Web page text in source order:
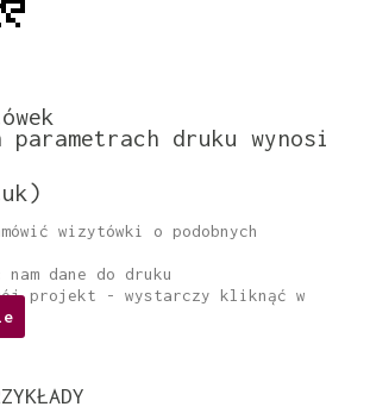
parametrach druku wynosi
wizytówki o podobnych
nam dane do druku
projekt - wystarczy kliknąć w